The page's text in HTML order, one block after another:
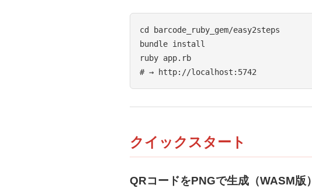
cd barcode_ruby_gem/easy2steps
bundle install
ruby app.rb
クイックスタート
QRコードをPNGで生成（WASM版）